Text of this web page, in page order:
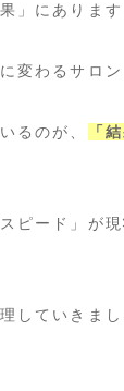
」にあります
変わるサロン
るのが、
「
ピード」が
していきまし